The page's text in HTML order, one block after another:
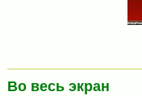
Во весь экран